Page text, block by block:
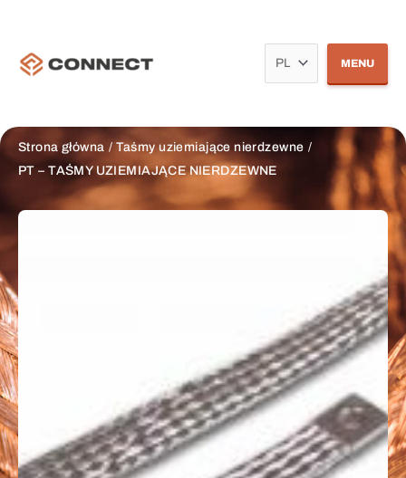
język
MENU
Strona główna
Taśmy uziemiające nierdzewne
PT – TAŚMY UZIEMIAJĄCE NIERDZEWNE